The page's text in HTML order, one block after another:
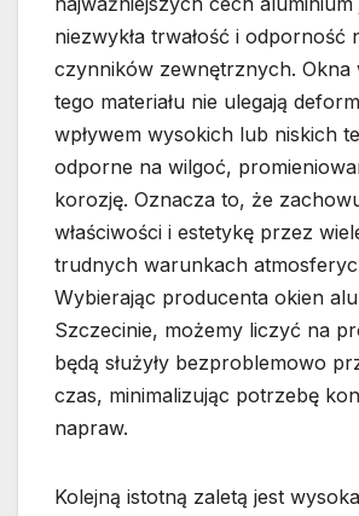
niezwykła trwałość i odporność
czynników zewnętrznych. Okna
tego materiału nie ulegają
wpływem wysokich lub niskich
odporne na wilgoć,
korozję. Oznacza to, że
właściwości i estetykę przez
trudnych warunkach
Wybierając producenta okien
Szczecinie, możemy liczyć na
będą służyły bezproblemowo
czas, minimalizując potrzebę
napraw.
Kolejną istotną zaletą jest